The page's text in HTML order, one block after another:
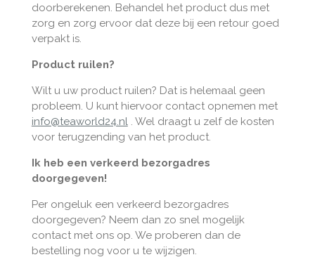
doorberekenen. Behandel het product dus met
zorg en zorg ervoor dat deze bij een retour goed
verpakt is.
Product ruilen?
Wilt u uw product ruilen? Dat is helemaal geen
probleem. U kunt hiervoor contact opnemen met
info@teaworld24.nl. Wel draagt u zelf de kosten
voor terugzending van het product.
Ik heb een verkeerd bezorgadres
doorgegeven!
Per ongeluk een verkeerd bezorgadres
doorgegeven? Neem dan zo snel mogelijk
contact met ons op. We proberen dan de
bestelling nog voor u te wijzigen.